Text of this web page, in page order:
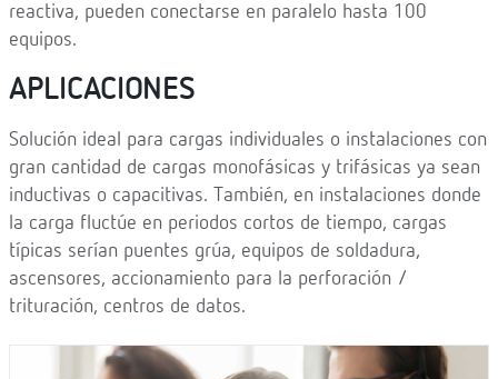
reactiva, pueden conectarse en paralelo hasta 100
equipos.
APLICACIONES
Solución ideal para cargas individuales o instalaciones con
gran cantidad de cargas monofásicas y trifásicas ya sean
inductivas o capacitivas. También, en instalaciones donde
la carga fluctúe en periodos cortos de tiempo, cargas
típicas serían puentes grúa, equipos de soldadura,
ascensores, accionamiento para la perforación /
trituración, centros de datos.